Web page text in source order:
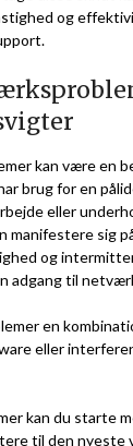
og
kan være en
brug for en
eller
manifestere sig
og
adgang til
en
eller
kan du starte
til den nyeste